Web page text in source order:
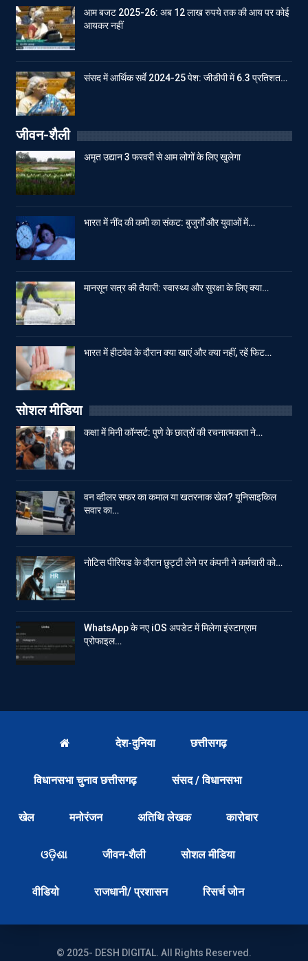
आम बजट 2025-26: अब 12 लाख रुपये तक की आय पर कोई
आयकर नहीं
संसद में आर्थिक सर्वे 2024-25 पेश: जीडीपी में 6.3 प्रतिशत…
जीवन-शैली
अमृत उद्यान 3 फरवरी से आम लोगों के लिए खुलेगा
भारत में नींद की कमी का संकट: बुजुर्गों और युवाओं में…
मानसून सत्र की तैयारी: स्वास्थ्य और सुरक्षा के लिए क्या…
भारत में हीटवेव के दौरान क्या खाएं और क्या नहीं, रहें फिट…
सोशल मीडिया
कक्षा में मिनी कॉन्सर्ट: पुणे के छात्रों की रचनात्मकता ने…
वन व्हीलर सफर का कमाल या खतरनाक खेल? यूनिसाइकिल
सवार का…
नोटिस पीरियड के दौरान छुट्टी लेने पर कंपनी ने कर्मचारी को…
WhatsApp के नए iOS अपडेट में मिलेगा इंस्टाग्राम
प्रोफाइल…
देश-दुनिया छत्तीसगढ़
विधानसभा चुनाव छत्तीसगढ़ संसद / विधानसभा
खेल मनोरंजन अतिथि लेखक कारोबार
ଓଡ଼ିଶା जीवन-शैली सोशल मीडिया
वीडियो राजधानी/ प्रशासन रिसर्च जोन
© 2025- DESH DIGITAL. All Rights Reserved.